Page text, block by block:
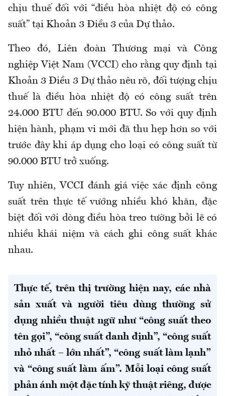
chịu thuế đối với “điều hòa nhiệt độ có công
suất” tại Khoản 3 Điều 3 của Dự thảo.
Theo đó, Liên đoàn Thương mại và Công
nghiệp Việt Nam (VCCI) cho rằng quy định tại
Khoản 3 Điều 3 Dự thảo nêu rõ, đối tượng chịu
thuế là điều hòa nhiệt độ có công suất trên
24.000 BTU đến 90.000 BTU. So với quy định
hiện hành, phạm vi mới đã thu hẹp hơn so với
trước đây khi áp dụng cho loại có công suất từ
90.000 BTU trở xuống.
Tuy nhiên, VCCI đánh giá việc xác định công
suất trên thực tế vướng nhiều khó khăn, đặc
biệt đối với dòng điều hòa treo tường bởi lẽ có
nhiều khái niệm và cách ghi công suất khác
nhau.
Thực tế, trên thị trường hiện nay, các nhà
sản xuất và người tiêu dùng thường sử
dụng nhiều thuật ngữ như “công suất theo
tên gọi”, “công suất danh định”, “công suất
nhỏ nhất – lớn nhất”, “công suất làm lạnh”
và “công suất làm ấm”. Mỗi loại công suất
phản ánh một đặc tính kỹ thuật riêng, được